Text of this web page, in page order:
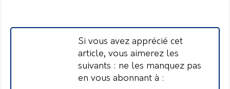
Si vous avez apprécié cet
article, vous aimerez les
suivants : ne les manquez pas
en vous abonnant à :